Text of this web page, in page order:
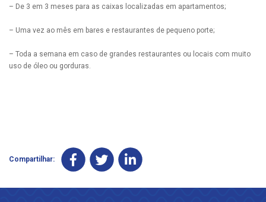
– De 3 em 3 meses para as caixas localizadas em apartamentos;
– Uma vez ao mês em bares e restaurantes de pequeno porte;
– Toda a semana em caso de grandes restaurantes ou locais com muito
uso de óleo ou gorduras.
Compartilhar: